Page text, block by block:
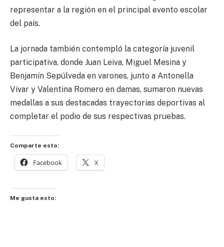
representar a la región en el principal evento escolar
del país.
La jornada también contempló la categoría juvenil
participativa, donde Juan Leiva, Miguel Mesina y
Benjamín Sepúlveda en varones, junto a Antonella
Vivar y Valentina Romero en damas, sumaron nuevas
medallas a sus destacadas trayectorias deportivas al
completar el podio de sus respectivas pruebas.
Comparte esto:
Facebook X
Me gusta esto: